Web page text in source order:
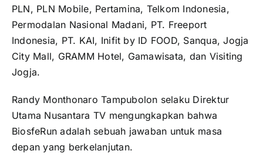
PLN, PLN Mobile, Pertamina, Telkom Indonesia,
Permodalan Nasional Madani, PT. Freeport
Indonesia, PT. KAI, Inifit by ID FOOD, Sanqua, Jogja
City Mall, GRAMM Hotel, Gamawisata, dan Visiting
Jogja.
Randy Monthonaro Tampubolon selaku Direktur
Utama Nusantara TV mengungkapkan bahwa
BiosfeRun adalah sebuah jawaban untuk masa
depan yang berkelanjutan.